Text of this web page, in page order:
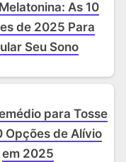
As 10
de 2025 Para
Seu Sono
para Tosse
Opções de Alívio
em 2025